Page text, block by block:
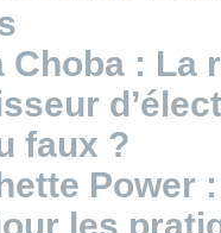
Choba : La
faux ?
Power